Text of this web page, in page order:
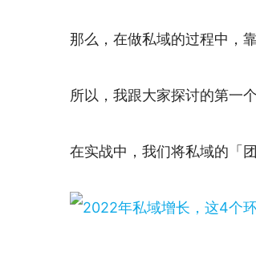
那么，在做私域的过程中，
所以，我跟大家探讨的第一
在实战中，我们将私域的「